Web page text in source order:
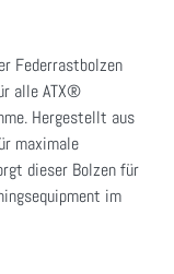
Federrastbolzen
alle ATX®
Hergestellt aus
maximale
dieser Bolzen für
im